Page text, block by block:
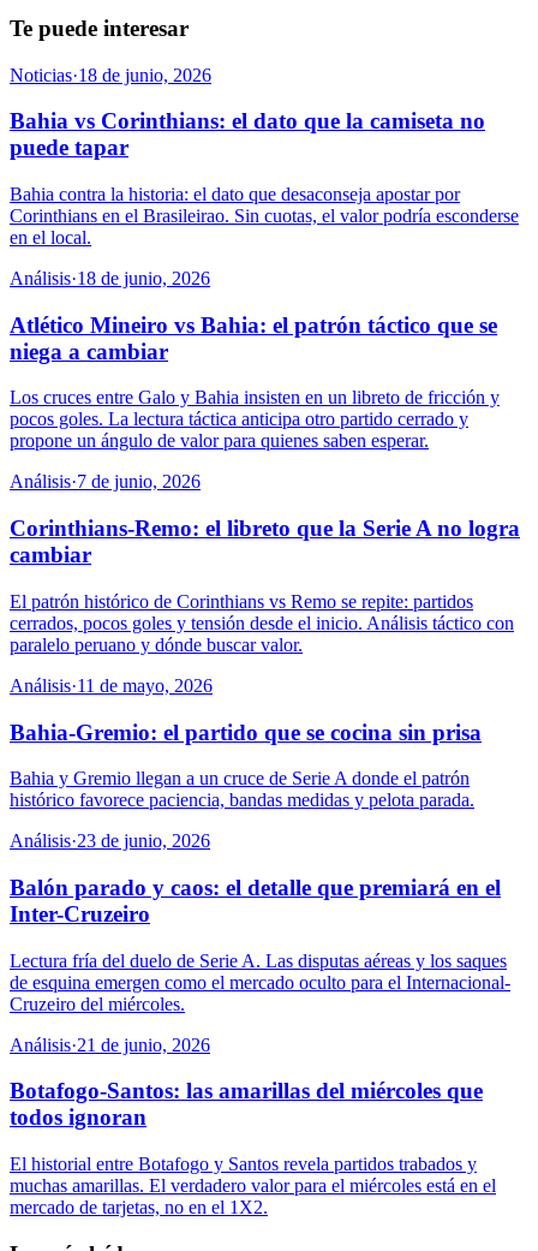
Te puede interesar
Noticias·18 de junio, 2026
Bahia vs Corinthians: el dato que la camiseta no
puede tapar
Bahia contra la historia: el dato que desaconseja apostar por
Corinthians en el Brasileirao. Sin cuotas, el valor podría esconderse
en el local.
Análisis·18 de junio, 2026
Atlético Mineiro vs Bahia: el patrón táctico que se
niega a cambiar
Los cruces entre Galo y Bahia insisten en un libreto de fricción y
pocos goles. La lectura táctica anticipa otro partido cerrado y
propone un ángulo de valor para quienes saben esperar.
Análisis·7 de junio, 2026
Corinthians-Remo: el libreto que la Serie A no logra
cambiar
El patrón histórico de Corinthians vs Remo se repite: partidos
cerrados, pocos goles y tensión desde el inicio. Análisis táctico con
paralelo peruano y dónde buscar valor.
Análisis·11 de mayo, 2026
Bahia-Gremio: el partido que se cocina sin prisa
Bahia y Gremio llegan a un cruce de Serie A donde el patrón
histórico favorece paciencia, bandas medidas y pelota parada.
Análisis·23 de junio, 2026
Balón parado y caos: el detalle que premiará en el
Inter-Cruzeiro
Lectura fría del duelo de Serie A. Las disputas aéreas y los saques
de esquina emergen como el mercado oculto para el Internacional-
Cruzeiro del miércoles.
Análisis·21 de junio, 2026
Botafogo-Santos: las amarillas del miércoles que
todos ignoran
El historial entre Botafogo y Santos revela partidos trabados y
muchas amarillas. El verdadero valor para el miércoles está en el
mercado de tarjetas, no en el 1X2.